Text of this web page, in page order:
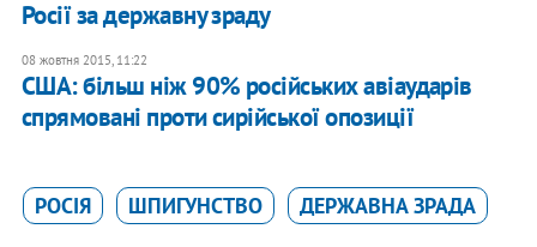
Росії за державну зраду
08 жовтня 2015, 11:22
США: більш ніж 90% російських авіаударів
спрямовані проти сирійської опозиції
РОСІЯ ШПИГУНСТВО ДЕРЖАВНА ЗРАДА